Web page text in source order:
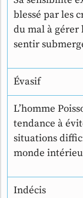
blessé par les
du mal à gérer
sentir
Évasif
L’homme
tendance à
situations
monde
Indécis